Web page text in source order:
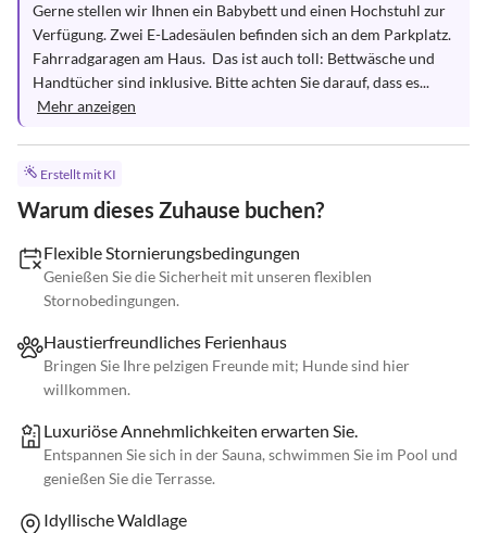
Gerne stellen wir Ihnen ein Babybett und einen Hochstuhl zur
Verfügung. Zwei E-Ladesäulen befinden sich an dem Parkplatz.
Fahrradgaragen am Haus.  Das ist auch toll: Bettwäsche und
Handtücher sind inklusive. Bitte achten Sie darauf, dass es...
Mehr anzeigen
Erstellt mit KI
Warum dieses Zuhause buchen?
Flexible Stornierungsbedingungen
Genießen Sie die Sicherheit mit unseren flexiblen
Stornobedingungen.
Haustierfreundliches Ferienhaus
Bringen Sie Ihre pelzigen Freunde mit; Hunde sind hier
willkommen.
Luxuriöse Annehmlichkeiten erwarten Sie.
Entspannen Sie sich in der Sauna, schwimmen Sie im Pool und
genießen Sie die Terrasse.
Idyllische Waldlage